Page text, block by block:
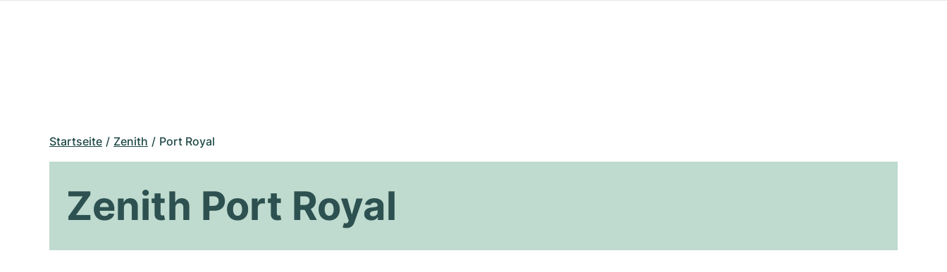
Startseite Zenith Port Royal
Zenith Port Royal